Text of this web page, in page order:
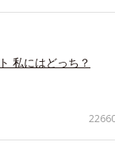
私にはどっち？